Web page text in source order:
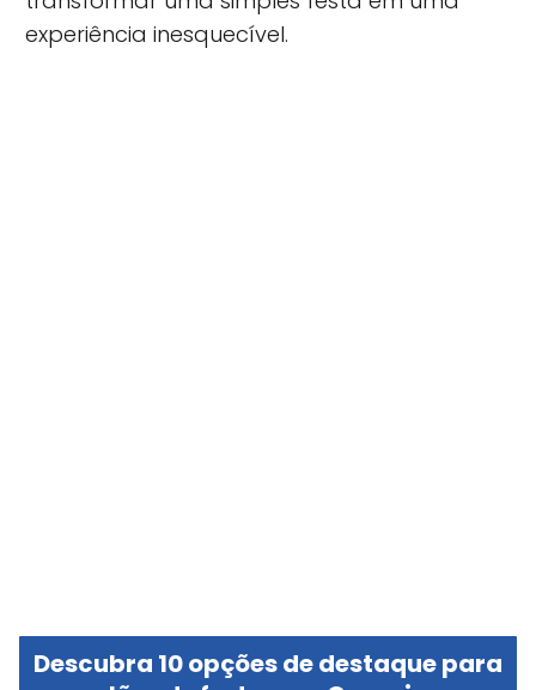
experiência inesquecível.
Descubra 10 opções de destaque para